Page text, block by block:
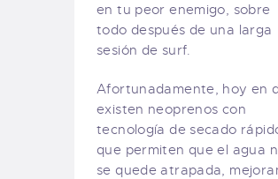
en tu peor enemigo, sobre
todo después de una larga
sesión de surf.
Afortunadamente, hoy en
existen neoprenos con
tecnología de secado
que permiten que el agua
se quede atrapada,